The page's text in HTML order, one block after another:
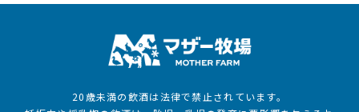
20歳未満の飲酒は法律で禁止されています。